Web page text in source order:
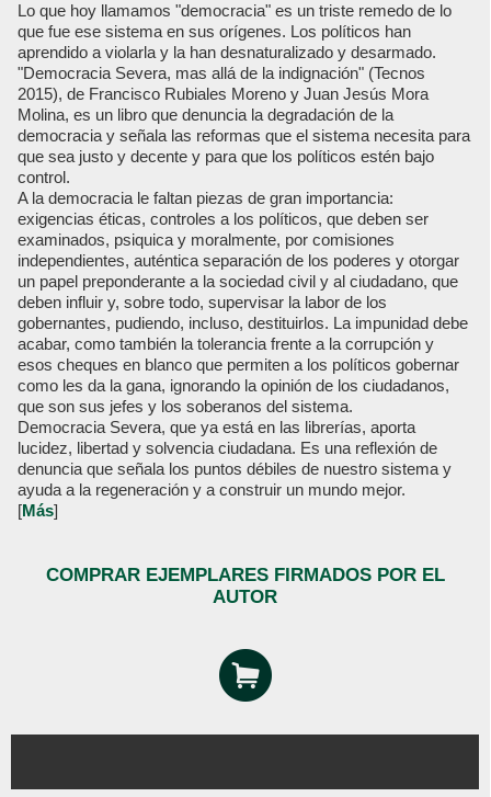
Lo que hoy llamamos "democracia" es un triste remedo de lo
que fue ese sistema en sus orígenes. Los políticos han
aprendido a violarla y la han desnaturalizado y desarmado.
"Democracia Severa, mas allá de la indignación" (Tecnos
2015), de Francisco Rubiales Moreno y Juan Jesús Mora
Molina, es un libro que denuncia la degradación de la
democracia y señala las reformas que el sistema necesita para
que sea justo y decente y para que los políticos estén bajo
control.
A la democracia le faltan piezas de gran importancia:
exigencias éticas, controles a los políticos, que deben ser
examinados, psiquica y moralmente, por comisiones
independientes, auténtica separación de los poderes y otorgar
un papel preponderante a la sociedad civil y al ciudadano, que
deben influir y, sobre todo, supervisar la labor de los
gobernantes, pudiendo, incluso, destituirlos. La impunidad debe
acabar, como también la tolerancia frente a la corrupción y
esos cheques en blanco que permiten a los políticos gobernar
como les da la gana, ignorando la opinión de los ciudadanos,
que son sus jefes y los soberanos del sistema.
Democracia Severa, que ya está en las librerías, aporta
lucidez, libertad y solvencia ciudadana. Es una reflexión de
denuncia que señala los puntos débiles de nuestro sistema y
ayuda a la regeneración y a construir un mundo mejor.
[Más]
COMPRAR EJEMPLARES FIRMADOS POR EL
AUTOR